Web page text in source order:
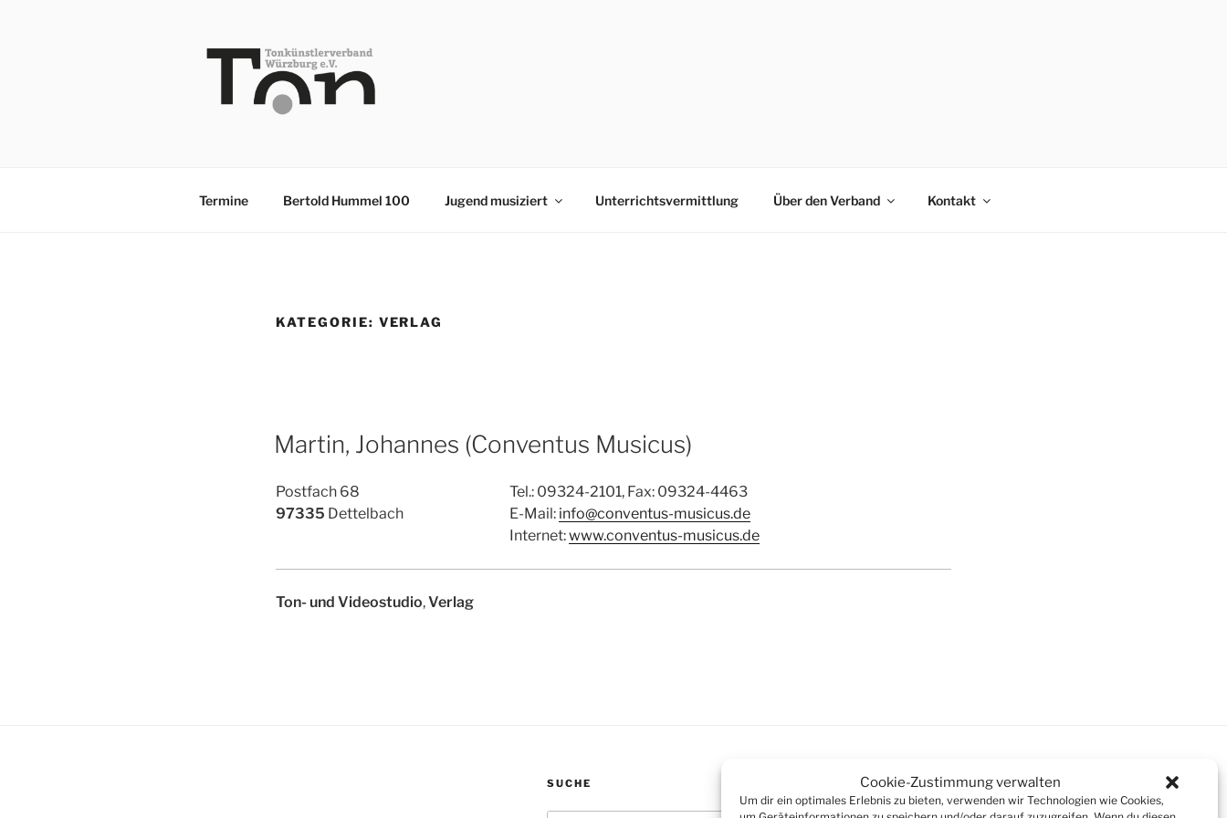
Cookie-Zustimmung verwalten
Um dir ein optimales Erlebnis zu bieten, verwenden wir Technologien wie Cookies,
Termine Bertold Hummel 100 Jugend musiziert Unterrichtsvermittlung Über den Verband Kontakt
KATEGORIE: VERLAG
Martin, Johannes (Conventus Musicus)
Postfach 68
97335 Dettelbach
Tel.: 09324-2101, Fax: 09324-4463
E-Mail: info@conventus-musicus.de
Internet:www.conventus-musicus.de
Ton- und Videostudio,Verlag
SUCHE